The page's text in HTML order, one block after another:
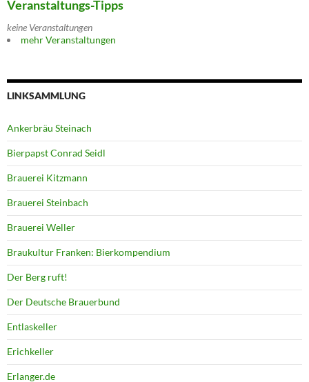
Veranstaltungs-Tipps
keine Veranstaltungen
mehr Veranstaltungen
LINKSAMMLUNG
Ankerbräu Steinach
Bierpapst Conrad Seidl
Brauerei Kitzmann
Brauerei Steinbach
Brauerei Weller
Braukultur Franken: Bierkompendium
Der Berg ruft!
Der Deutsche Brauerbund
Entlaskeller
Erichkeller
Erlanger.de